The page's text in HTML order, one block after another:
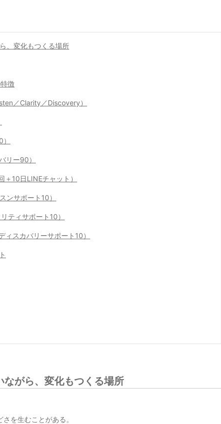
、変化もつくる場所
徴
／Clarity／Discovery）
リー90）
10日LINEチャット）
サポート10）
ティサポート10）
スカバリーサポート10）
ながら、変化もつくる場所
を生むことがある。